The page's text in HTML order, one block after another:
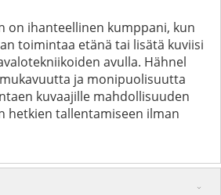
on ihanteellinen kumppani, kun
toimintaa etänä tai lisätä kuviisi
avulla. Hähnel
ja monipuolisuutta
kuvaajille mahdollisuuden
hetkien tallentamiseen ilman